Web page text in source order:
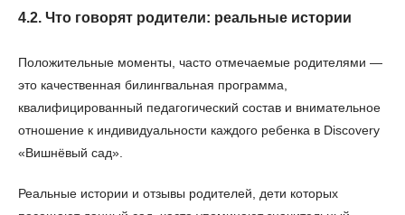
4.2. Что говорят родители: реальные истории
Положительные моменты, часто отмечаемые родителями —
это качественная билингвальная программа,
квалифицированный педагогический состав и внимательное
отношение к индивидуальности каждого ребенка в Discovery
«Вишнёвый сад».
Реальные истории и отзывы родителей, дети которых